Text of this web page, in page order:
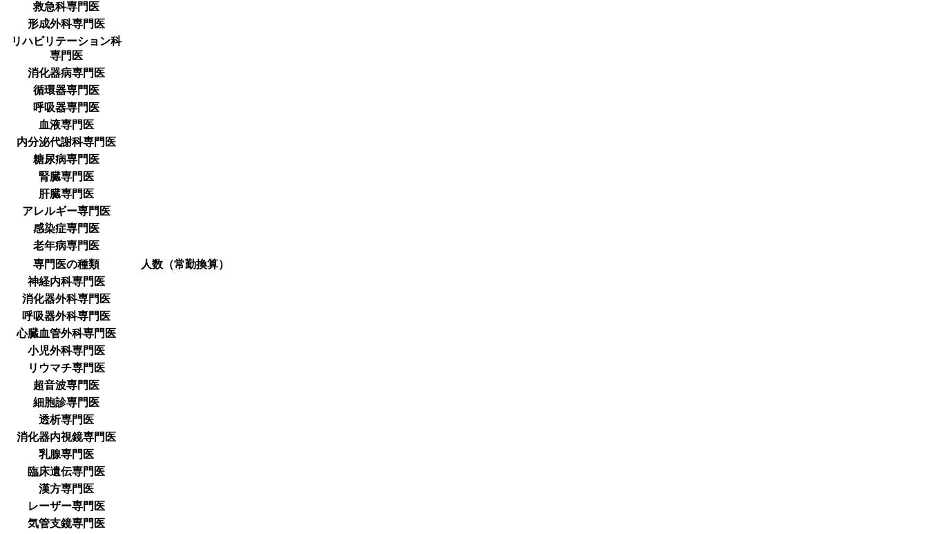
救急科専門医
形成外科専門医
リハビリテーション科
専門医
消化器病専門医
循環器専門医
呼吸器専門医
血液専門医
内分泌代謝科専門医
糖尿病専門医
腎臓専門医
肝臓専門医
アレルギー専門医
感染症専門医
老年病専門医
専門医の種類
人数（常勤換算）
神経内科専門医
消化器外科専門医
呼吸器外科専門医
心臓血管外科専門医
小児外科専門医
リウマチ専門医
超音波専門医
細胞診専門医
透析専門医
消化器内視鏡専門医
乳腺専門医
臨床遺伝専門医
漢方専門医
レーザー専門医
気管支鏡専門医